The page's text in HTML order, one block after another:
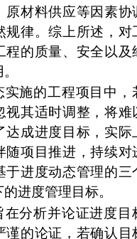
原材料供应等因素协
规律。综上所述，
程的质量、安全以及
实施的工程项目中，
视其适时调整，将难
达成进度目标，实际
随项目推进，持续
于进度动态管理的三
进度管理目标。
在分析并论证进度目
谨的论证，若确认